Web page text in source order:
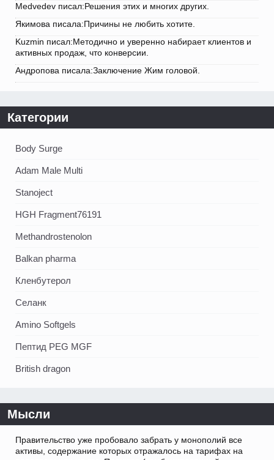
Medvedev писал:Решения этих и многих других.
Якимова писала:Причины не любить хотите.
Kuzmin писал:Методично и уверенно набирает клиентов и
активных продаж, что конверсии.
Андропова писала:Заключение Жим головой.
Категории
Body Surge
Adam Male Multi
Stanoject
HGH Fragment76191
Methandrostenolon
Balkan pharma
Кленбутерол
Селанк
Amino Softgels
Пептид PEG MGF
British dragon
Мысли
Правительство уже пробовало забрать у монополий все
активы, содержание которых отражалось на тарифах на